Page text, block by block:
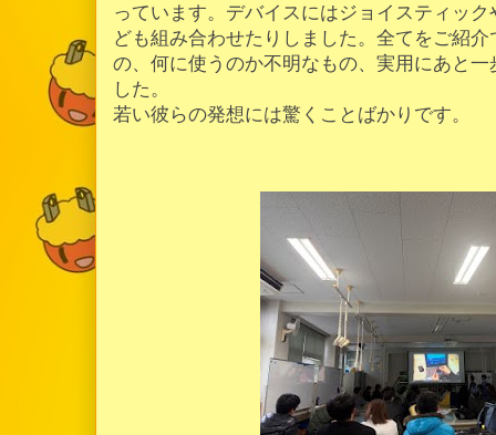
っています。デバイスにはジョイスティッ
ども組み合わせたりしました。全てをご紹
の、何に使うのか不明なもの、実用にあと
した。
若い彼らの発想には驚くことばかりです。